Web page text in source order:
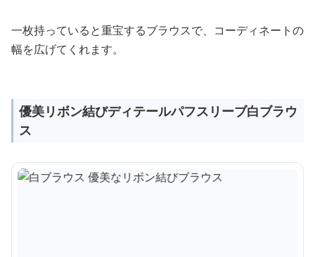
一枚持っていると重宝するブラウスで、コーディネートの
幅を広げてくれます。
優美リボン結びディテールパフスリーブ白ブラウ
ス